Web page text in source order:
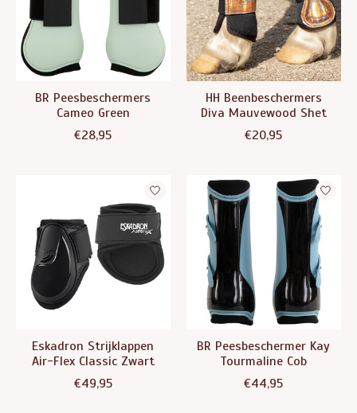
BR Peesbeschermers
Cameo Green
€28,95
HH Beenbeschermers
Diva Mauvewood Shet
€20,95
Eskadron Strijklappen
Air-Flex Classic Zwart
€49,95
BR Peesbeschermer Kay
Tourmaline Cob
€44,95